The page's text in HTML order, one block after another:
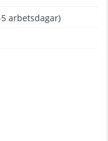
arbetsdagar)